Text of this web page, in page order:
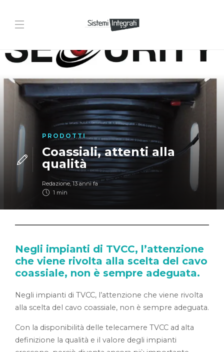
PRODOTTI
Coassiali, attenti alla
qualità
Redazione,13 anni fa
1 min
Negli impianti di TVCC, l’attenzione
che viene rivolta alla scelta del cavo
coassiale, non è sempre adeguata.
Negli impianti di TVCC, l’attenzione che viene rivolta
alla scelta del cavo coassiale, non è sempre adeguata.
Con la disponibilità delle telecamere TVCC ad alta
definizione la qualità e il valore degli impianti